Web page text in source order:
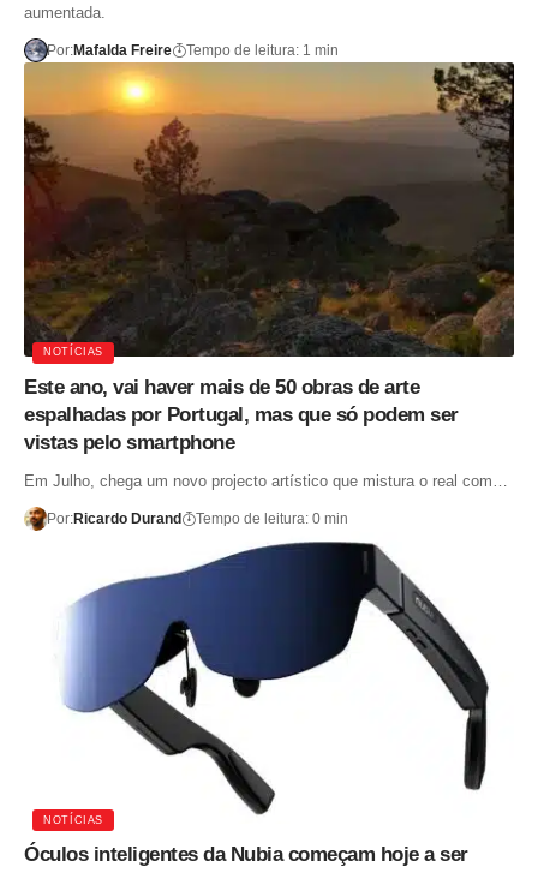
aumentada.
Por:Mafalda Freire Tempo de leitura: 1 min
NOTÍCIAS
Este ano, vai haver mais de 50 obras de arte
espalhadas por Portugal, mas que só podem ser
vistas pelo smartphone
Em Julho, chega um novo projecto artístico que mistura o real com…
Por:Ricardo Durand Tempo de leitura: 0 min
NOTÍCIAS
Óculos inteligentes da Nubia começam hoje a ser